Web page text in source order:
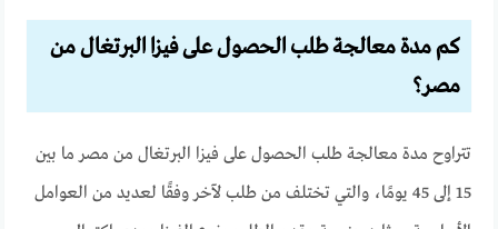
كم مدة معالجة طلب الحصول على فيزا البرتغال من
مصر؟
تتراوح مدة معالجة طلب الحصول على فيزا البرتغال من مصر ما بين
15 إلى 45 يومًا، والتي تختلف من طلب لآخر وفقًا لعديد من العوامل